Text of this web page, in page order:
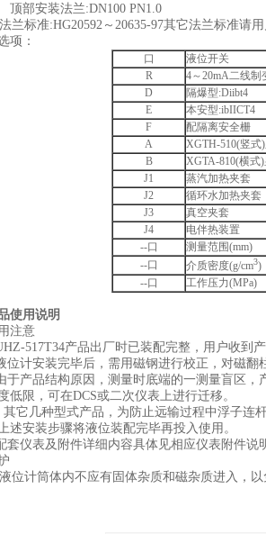
部安装法兰:DN100 PN1.0
兰标准:HG20592～20635-97其它法兰标准请用
项：
口
液位开关
R
4～20mA二线制
D
隔爆型:Diibt4
E
本安型:ibIICT4
F
配隔离安全栅
A
XGTH-510(竖式
B
XGTA-810(横式
J1
蒸汽加热夹套
J2
循环水加热夹套
J3
真空夹套
J4
电伴热装置
--口
测量范围(mm)
--口
介质密度(g/cm3)
--口
工作压力(MPa)
使用说明
注意
517T34产品出厂时已装配完整，用户收到
位计安装完毕后，需用磁钢进行校正，对磁翻
于产品结构原因，测量时底端的一测量盲区
低限，可在DCS或二次仪表上进行迁移。
其它几种型式产品，为防止远输过程中浮子连
述安装步骤将液位装配完毕再投入使用。
套仪表及附件详细内容具体见相应仪表附件说
位计筒体内不应有固体杂质和磁杂质进入，以